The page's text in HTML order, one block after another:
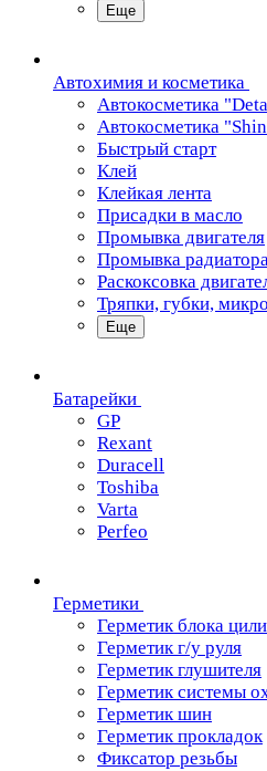
Еще
Автохимия и косметика
Автокосметика
Автокосметика
Быстрый старт
Клей
Клейкая лента
Присадки в масло
Промывка двигателя
Промывка
Раскоксовка
Тряпки, губки,
Еще
Батарейки
GP
Rexant
Duracell
Toshiba
Varta
Perfeo
Герметики
Герметик блока
Герметик г/у руля
Герметик глушителя
Герметик системы
Герметик шин
Герметик прокладок
Фиксатор резьбы